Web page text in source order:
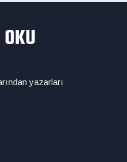
yazarları